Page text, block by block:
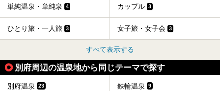
単純温泉・単純泉 4 カップル 3
ひとり旅・一人旅 3 女子旅・女子会 3
すべて表示する
別府周辺の温泉地から同じテーマで探す
別府温泉 23 鉄輪温泉 9